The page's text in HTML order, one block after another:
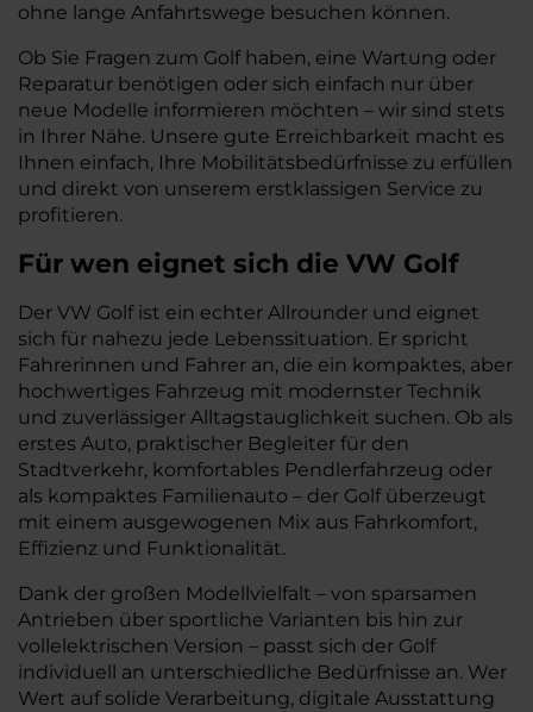
ohne lange Anfahrtswege besuchen können.
Ob Sie Fragen zum Golf haben, eine Wartung oder
Reparatur benötigen oder sich einfach nur über
neue Modelle informieren möchten – wir sind stets
in Ihrer Nähe. Unsere gute Erreichbarkeit macht es
Ihnen einfach, Ihre Mobilitätsbedürfnisse zu erfüllen
und direkt von unserem erstklassigen Service zu
profitieren.
Für wen eignet sich die VW Golf
Der VW Golf ist ein echter Allrounder und eignet
sich für nahezu jede Lebenssituation. Er spricht
Fahrerinnen und Fahrer an, die ein kompaktes, aber
hochwertiges Fahrzeug mit modernster Technik
und zuverlässiger Alltagstauglichkeit suchen. Ob als
erstes Auto, praktischer Begleiter für den
Stadtverkehr, komfortables Pendlerfahrzeug oder
als kompaktes Familienauto – der Golf überzeugt
mit einem ausgewogenen Mix aus Fahrkomfort,
Effizienz und Funktionalität.
Dank der großen Modellvielfalt – von sparsamen
Antrieben über sportliche Varianten bis hin zur
vollelektrischen Version – passt sich der Golf
individuell an unterschiedliche Bedürfnisse an. Wer
Wert auf solide Verarbeitung, digitale Ausstattung